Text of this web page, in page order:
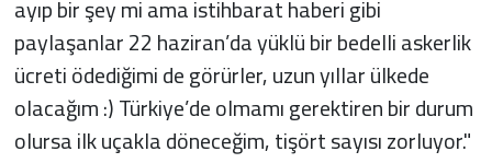
ayıp bir şey mi ama istihbarat haberi gibi
paylaşanlar 22 haziran’da yüklü bir bedelli askerlik
ücreti ödediğimi de görürler, uzun yıllar ülkede
olacağım :) Türkiye’de olmamı gerektiren bir durum
olursa ilk uçakla döneceğim, tişört sayısı zorluyor."